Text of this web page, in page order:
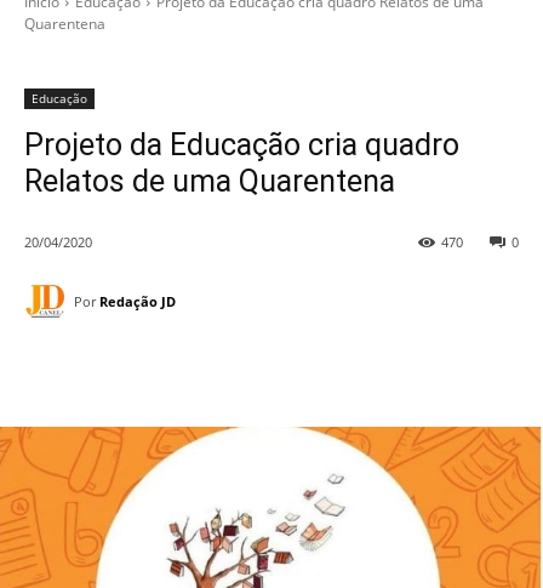
Quarentena
Educação
Projeto da Educação cria quadro
Relatos de uma Quarentena
20/04/2020 0
470
Por Redação JD